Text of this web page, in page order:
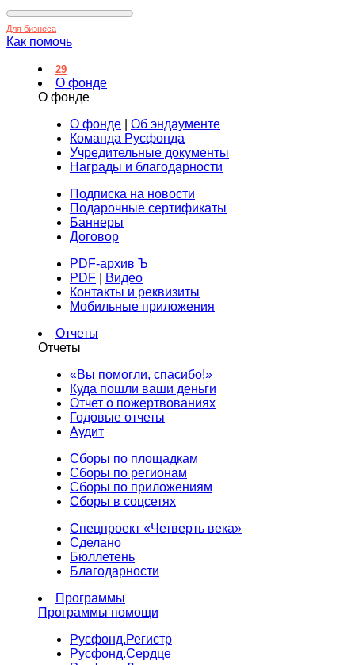
Для бизнеса
Как помочь
29
О фонде
О фонде
О фонде
Об эндаументе
Команда Русфонда
Учредительные документы
Награды и благодарности
Подписка на новости
Подарочные сертификаты
Баннеры
Договор
PDF-архив Ъ
PDF
Видео
Контакты и реквизиты
Мобильные приложения
Отчеты
Отчеты
«Вы помогли, спасибо!»
Куда пошли ваши деньги
Отчет о пожертвованиях
Годовые отчеты
Аудит
Сборы по площадкам
Сборы по регионам
Сборы по приложениям
Сборы в соцсетях
Спецпроект «Четверть века»
Сделано
Бюллетень
Благодарности
Программы
Программы помощи
Русфонд.Регистр
Русфонд.Сердце